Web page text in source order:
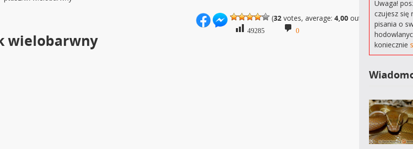
(32votes, average: 4,00out of 5)
49285 0
wielobarwny
Uwaga!
czujesz się
pisania o
koniecznie